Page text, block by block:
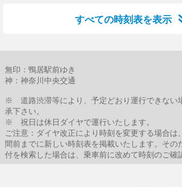
すべての時刻表を表示
無印：鴨居駅前ゆき
神：神奈川中央交通
※ 道路渋滞等により、予定どおり運行できない
承下さい。
※ 祝日は休日ダイヤで運行いたします。
ご注意：ダイヤ改正により時刻を変更する場合は
間前までに新しい時刻表を掲載いたします。その
付を検索した場合は、乗車前に改めて時刻のご確